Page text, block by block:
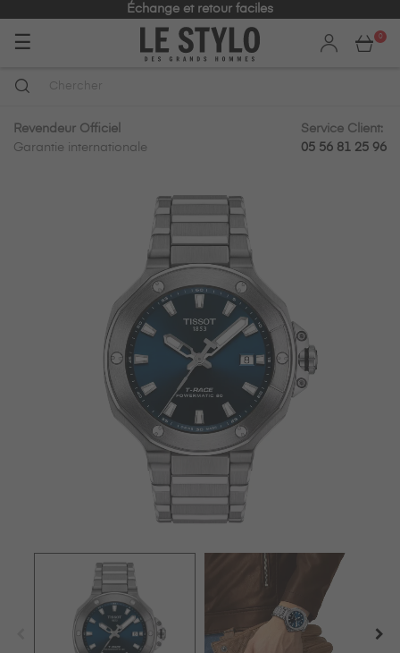
Échange et retour faciles
Basculer
navigation
☰ 0
Revendeur Officiel
Garantie internationale
Service Client:
05 56 81 25 96